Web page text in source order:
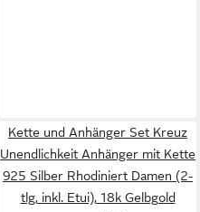
Kette und Anhänger Set Kreuz
Unendlichkeit Anhänger mit Kette
925 Silber Rhodiniert Damen (2-
tlg, inkl. Etui), 18k Gelbgold